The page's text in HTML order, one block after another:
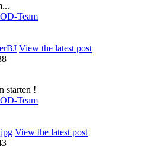
Team
View the latest post
starten !
Team
View the latest post